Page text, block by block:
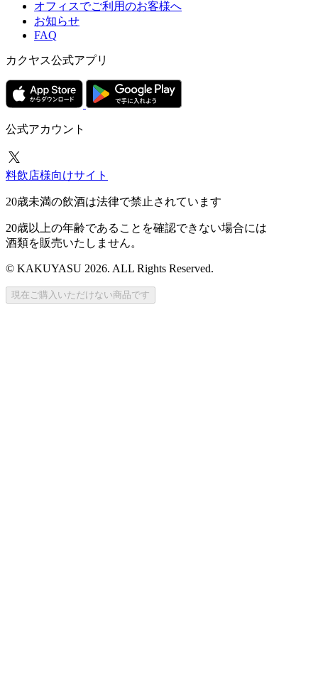
オフィスでご利用のお客様へ
お知らせ
FAQ
カクヤス公式アプリ
公式アカウント
料飲店様向けサイト
20歳未満の飲酒は法律で禁止されています
20歳以上の年齢であることを確認できない場合には
酒類を販売いたしません。
© KAKUYASU 2026. ALL Rights Reserved.
現在ご購入いただけない商品です